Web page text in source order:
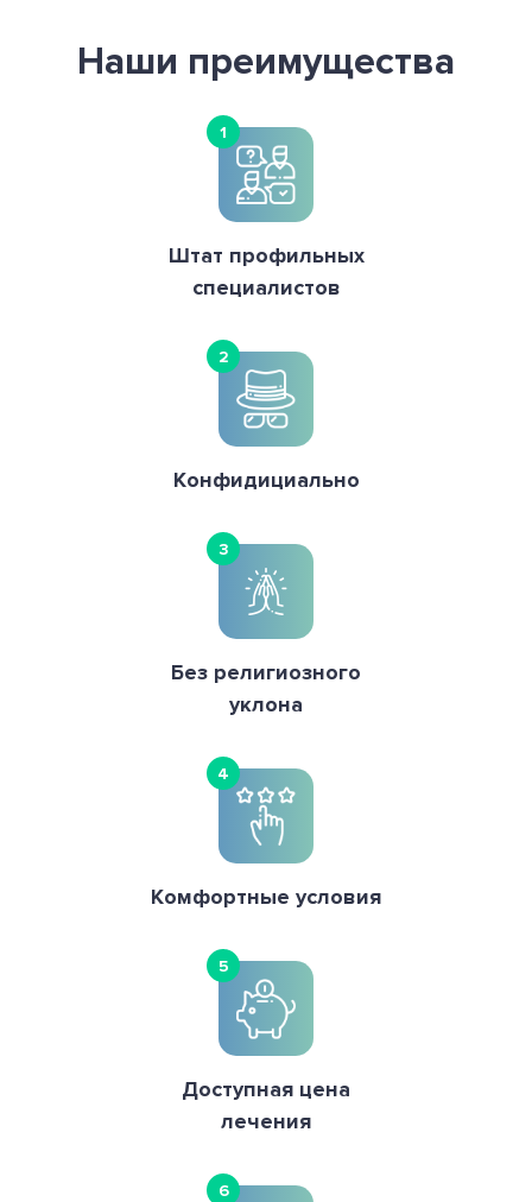
Наши преимущества
1
Штат профильных
специалистов
2
Конфидициально
3
Без религиозного
уклона
4
Комфортные условия
5
Доступная цена
лечения
6